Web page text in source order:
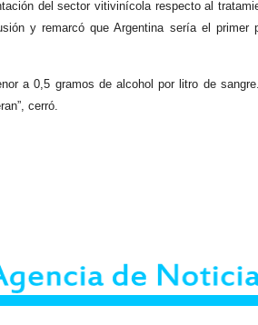
del sector vitivinícola respecto al
y remarcó que Argentina sería el primer
a 0,5 gramos de alcohol por litro de
cerró.